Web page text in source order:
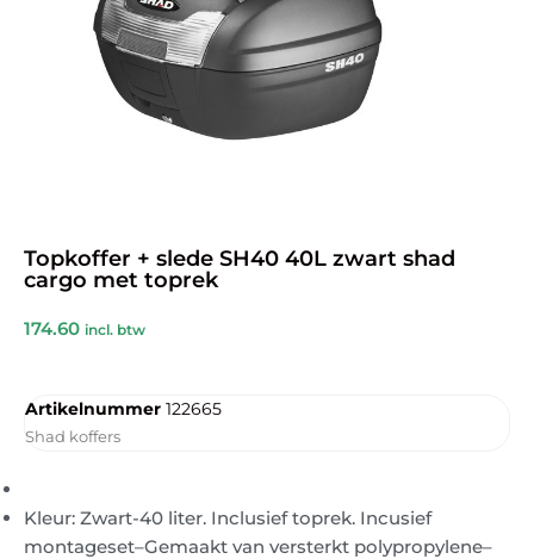
Topkoffer + slede SH40 40L zwart shad
cargo met toprek
174.60 incl. btw
Artikelnummer 122665
Shad koffers
Kleur: Zwart-40 liter. Inclusief toprek. Incusief
montageset–Gemaakt van versterkt polypropylene–